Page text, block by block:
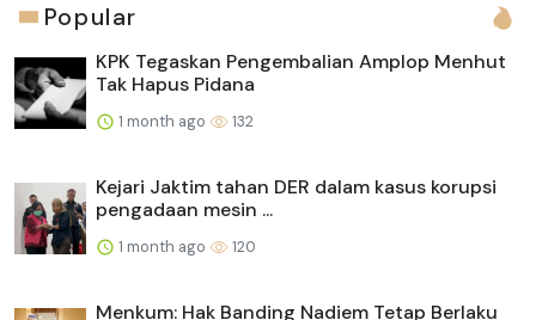
Popular
KPK Tegaskan Pengembalian Amplop Menhut
Tak Hapus Pidana
1 month ago 132
Kejari Jaktim tahan DER dalam kasus korupsi
pengadaan mesin ...
1 month ago 120
Menkum: Hak Banding Nadiem Tetap Berlaku